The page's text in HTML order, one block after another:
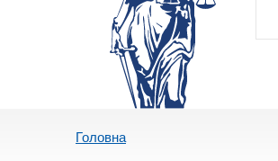
Головна